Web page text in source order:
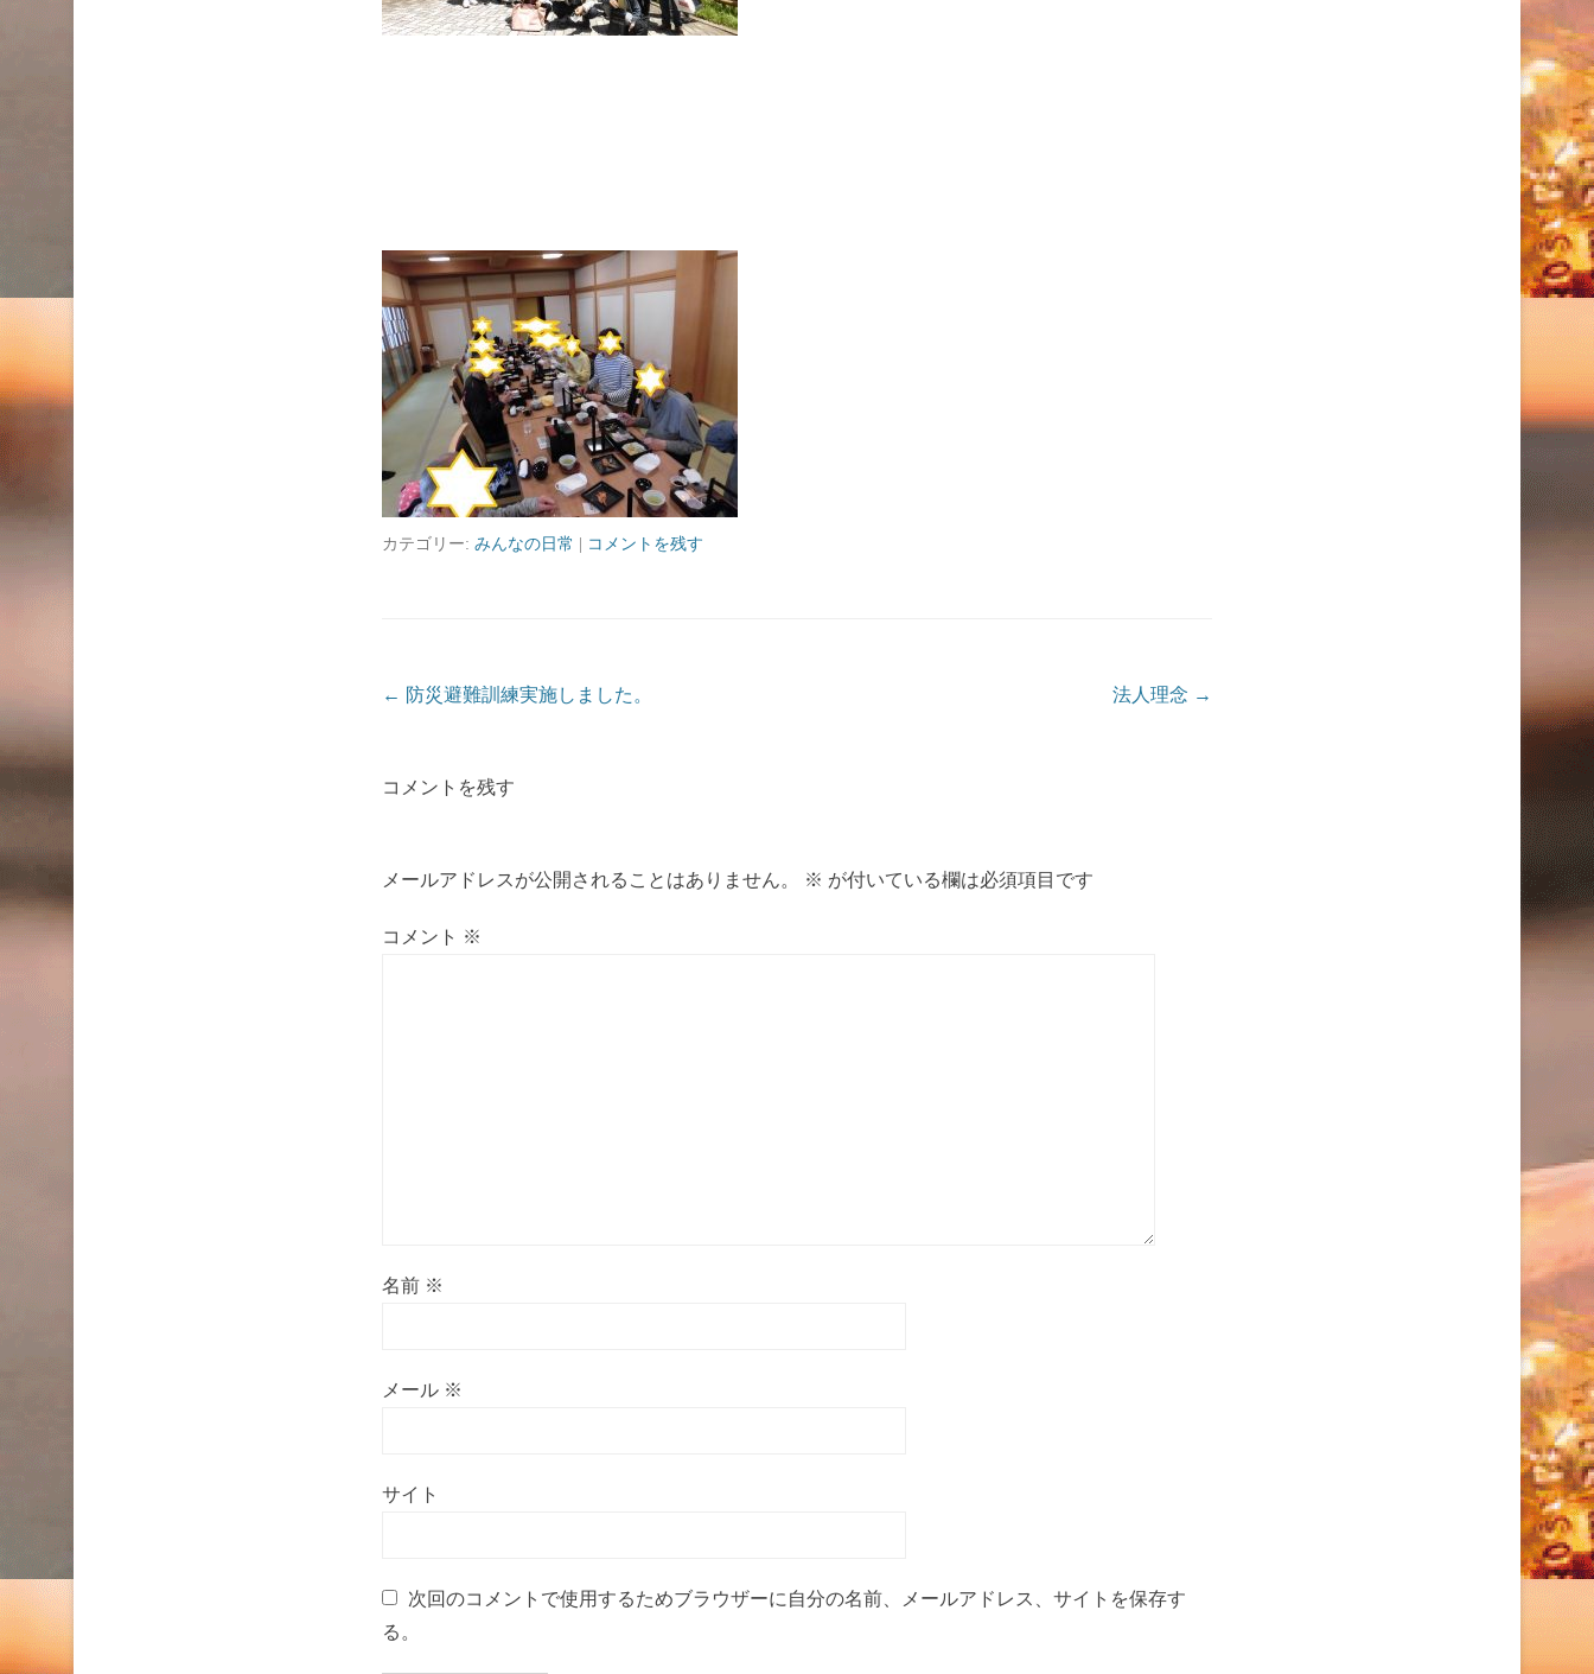
カテゴリー: みんなの日常 コメントを残す
投稿ナビゲーション
← 防災避難訓練実施しました。 法人理念 →
コメントを残す
メールアドレスが公開されることはありません。 ※ が付いている欄は必須項目です
コメント ※
名前 ※
メール ※
サイト
次回のコメントで使用するためブラウザーに自分の名前、メールアドレス、サイトを保存す
る。